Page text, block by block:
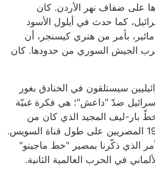
على ضفاف نهر الأردن. كان
كما حدث في أيلول الأسود
مائير، بأمر من هنري كيسنجر، أن
الجيش السوري من حدودها. كان
سيستلقون في الخنادق بغور
ضدّ "داعش"؛ هي فكرة غبيّة
خطّ بار-ليف المجيد الذي كان من
المفترض أن يوقف عام 1973 المصريين على طول قناة السويس.
الذي ذكّرنا بمصير "خط ماجينو"
في الحرب العالمية الثانية.